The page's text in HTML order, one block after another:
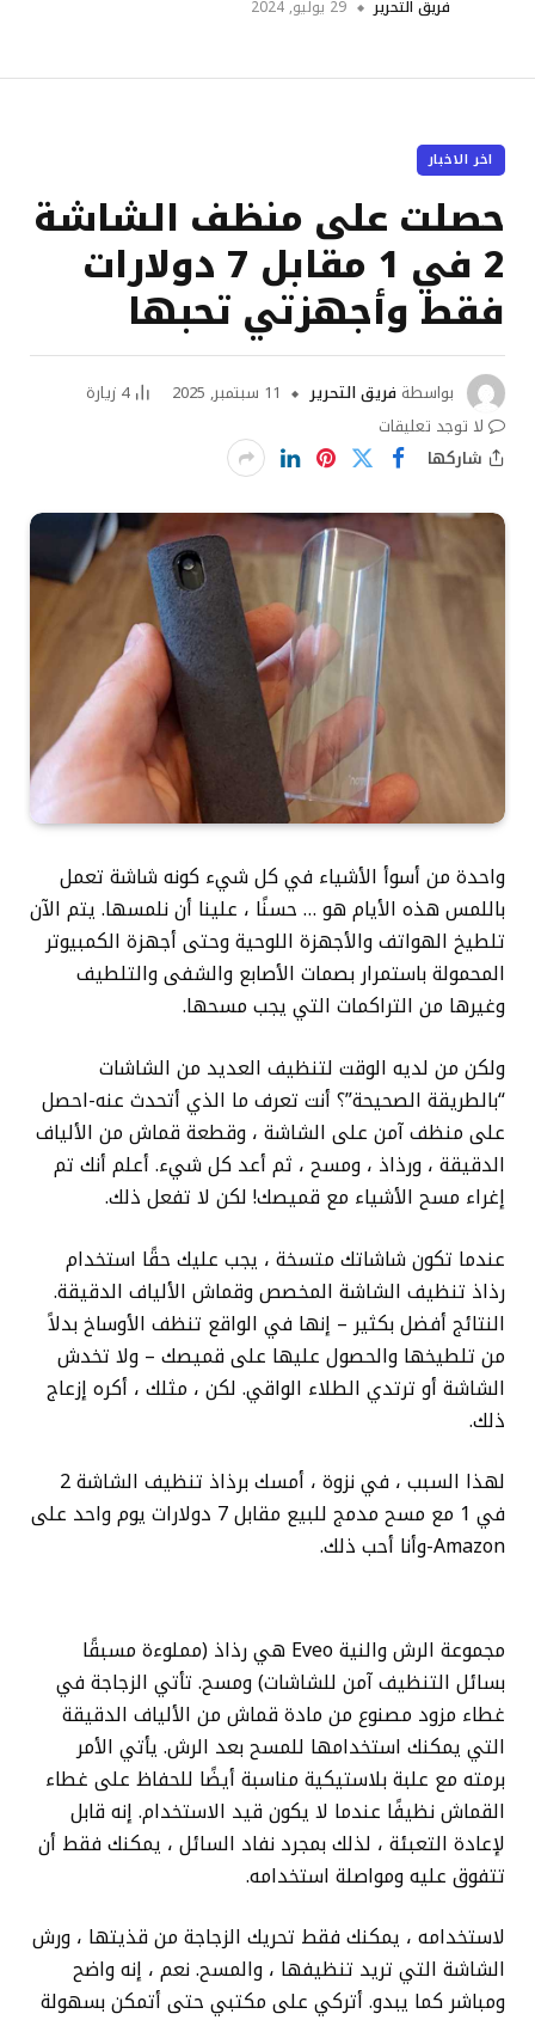
فريق التحرير 29 يوليو, 2024
اخر الاخبار
حصلت على منظف الشاشة
2 في 1 مقابل 7 دولارات
فقط وأجهزتي تحبها
بواسطة فريق التحرير 11 سبتمبر, 2025 4 زيارة
لا توجد تعليقات
شاركها
واحدة من أسوأ الأشياء في كل شيء كونه شاشة تعمل
باللمس هذه الأيام هو … حسنًا ، علينا أن نلمسها. يتم الآن
تلطيخ الهواتف والأجهزة اللوحية وحتى أجهزة الكمبيوتر
المحمولة باستمرار بصمات الأصابع والشفى والتلطيف
وغيرها من التراكمات التي يجب مسحها.
ولكن من لديه الوقت لتنظيف العديد من الشاشات
“بالطريقة الصحيحة”؟ أنت تعرف ما الذي أتحدث عنه-احصل
على منظف آمن على الشاشة ، وقطعة قماش من الألياف
الدقيقة ، ورذاذ ، ومسح ، ثم أعد كل شيء. أعلم أنك تم
إغراء مسح الأشياء مع قميصك! لكن لا تفعل ذلك.
عندما تكون شاشاتك متسخة ، يجب عليك حقًا استخدام
رذاذ تنظيف الشاشة المخصص وقماش الألياف الدقيقة.
النتائج أفضل بكثير – إنها في الواقع تنظف الأوساخ بدلاً
من تلطيخها والحصول عليها على قميصك – ولا تخدش
الشاشة أو ترتدي الطلاء الواقي. لكن ، مثلك ، أكره إزعاج
ذلك.
لهذا السبب ، في نزوة ، أمسك برذاذ تنظيف الشاشة 2
في 1 مع مسح مدمج للبيع مقابل 7 دولارات يوم واحد على
Amazon-وأنا أحب ذلك.
مجموعة الرش والنية Eveo هي رذاذ (مملوءة مسبقًا
بسائل التنظيف آمن للشاشات) ومسح. تأتي الزجاجة في
غطاء مزود مصنوع من مادة قماش من الألياف الدقيقة
التي يمكنك استخدامها للمسح بعد الرش. يأتي الأمر
برمته مع علبة بلاستيكية مناسبة أيضًا للحفاظ على غطاء
القماش نظيفًا عندما لا يكون قيد الاستخدام. إنه قابل
لإعادة التعبئة ، لذلك بمجرد نفاد السائل ، يمكنك فقط أن
تتفوق عليه ومواصلة استخدامه.
لاستخدامه ، يمكنك فقط تحريك الزجاجة من قذيتها ، ورش
الشاشة التي تريد تنظيفها ، والمسح. نعم ، إنه واضح
ومباشر كما يبدو. أتركي على مكتبي حتى أتمكن بسهولة